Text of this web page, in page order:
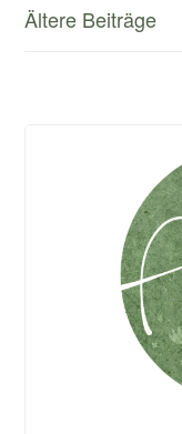
Ältere Beiträge